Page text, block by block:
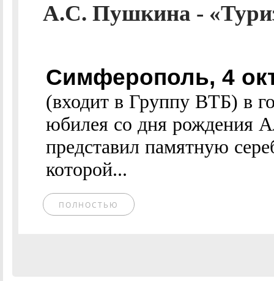
А.С. Пушкина -
Симферополь, 4
(входит в Группу ВТБ) в
юбилея со дня рождения
представил памятную
которой...
ПОЛНОСТЬЮ